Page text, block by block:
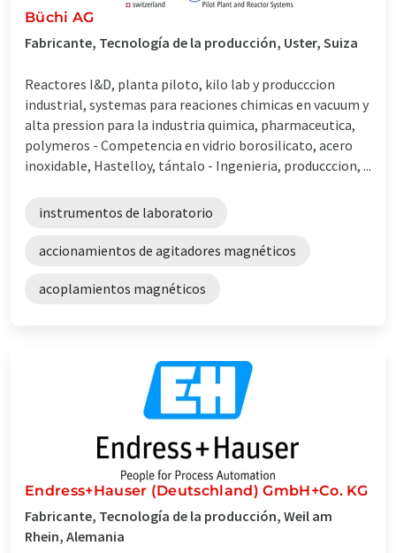
Büchi AG
Fabricante, Tecnología de la producción, Uster, Suiza
Reactores I&D, planta piloto, kilo lab y producccion
industrial, systemas para reaciones chimicas en vacuum y
alta pression para la industria quimica, pharmaceutica,
polymeros - Competencia en vidrio borosilicato, acero
inoxidable, Hastelloy, tántalo - Ingenieria, producccion, ...
instrumentos de laboratorio
accionamientos de agitadores magnéticos
acoplamientos magnéticos
Endress+Hauser (Deutschland) GmbH+Co. KG
Fabricante, Tecnología de la producción, Weil am
Rhein, Alemania